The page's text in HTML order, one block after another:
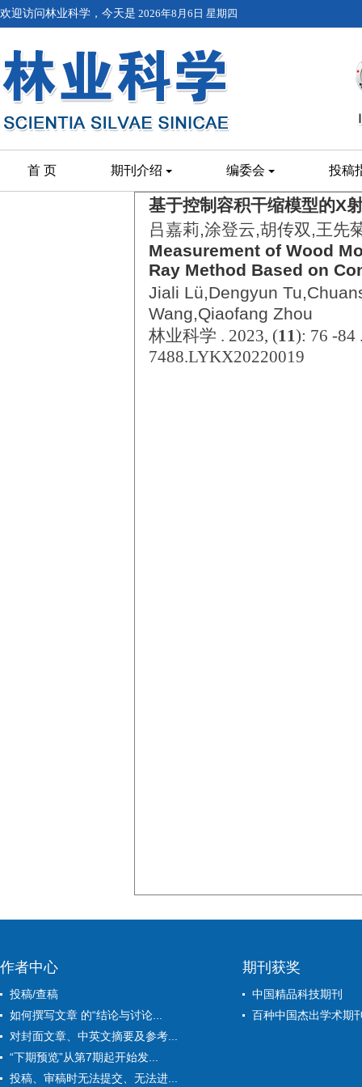
欢迎访问林业科学，今天是 2026年8月6日 星期四
首 页 期刊介绍 编委会 投稿
基于控制容积干缩模型的X
吕嘉莉,涂登云,胡传双,王先
Measurement of Wood
Ray Method Based on
Jiali Lü,Dengyun
Wang,Qiaofang Zhou
林业科学 . 2023, (11): 76 -84
7488.LYKX20220019
作者中心
投稿/查稿
如何撰写文章 的“结论与讨论...
对封面文章、中英文摘要及参考...
“下期预览”从第7期起开始发...
投稿、审稿时无法提交、无法进...
期刊获奖
中国精品科技期刊
百种中国杰出学术期